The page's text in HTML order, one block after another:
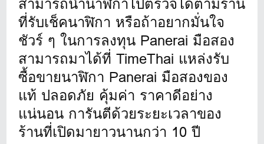
ที่รับเช็คนาฬิกา หรือถ้าอยากมั่นใจ
ชัวร์ ๆ ในการลงทุน Panerai มือสอง
สามารถมาได้ที่ TimeThai แหล่งรับ
ซื้อขายนาฬิกา Panerai มือสองของ
แท้ ปลอดภัย คุ้มค่า ราคาดีอย่าง
แน่นอน การันตีด้วยระยะเวลาของ
ร้านที่เปิดมายาวนานกว่า 10 ปี